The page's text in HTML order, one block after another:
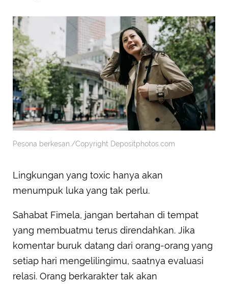
Pesona berkesan./Copyright Depositphotos.com
Lingkungan yang toxic hanya akan
menumpuk luka yang tak perlu.
Sahabat Fimela, jangan bertahan di tempat
yang membuatmu terus direndahkan. Jika
komentar buruk datang dari orang-orang yang
setiap hari mengelilingimu, saatnya evaluasi
relasi. Orang berkarakter tak akan